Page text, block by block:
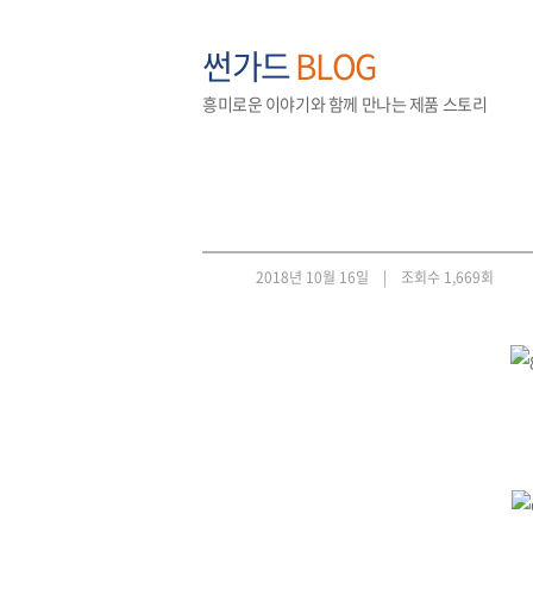
썬가드BLOG
흥미로운 이야기와 함께 만나는 제품 스토리
2018년 10월 16일 | 조회수 1,669회